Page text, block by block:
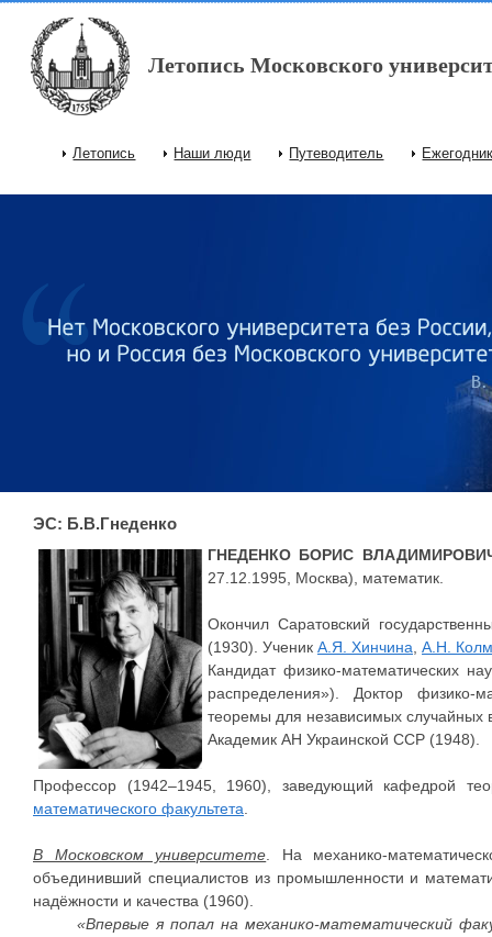
Перейти к основному содержанию
Летопись Московского
Главное меню
Летопись Наши люди Путеводитель
ЭС: Б.В.Гнеденко
ГНЕДЕНКО БОРИС
27.12.1995, Москва), математик.
Окончил Саратовский
(1930). Ученик А.Я. Хинчина А.Н.
Кандидат физико-математических
распределения»). Доктор физико-
теоремы для независимых случайных
Академик АН Украинской ССР (1948).
Профессор (1942–1945, 1960), заведующий кафедрой
математического факультета
В Московском университете . На механико-
объединивший специалистов из промышленности и
надёжности и качества (1960).
«Впервые я попал на механико-математический